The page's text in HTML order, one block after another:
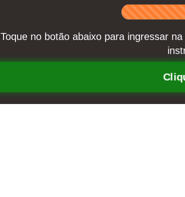
Toque no botão abaixo para ingressar